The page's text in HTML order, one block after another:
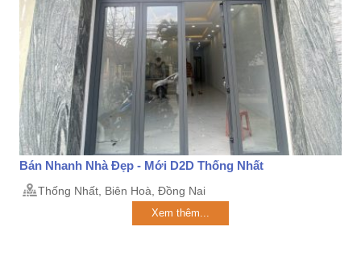
Bán Nhanh Nhà Đẹp - Mới D2D Thống Nhất
Thống Nhất, Biên Hoà, Đồng Nai
Xem thêm...